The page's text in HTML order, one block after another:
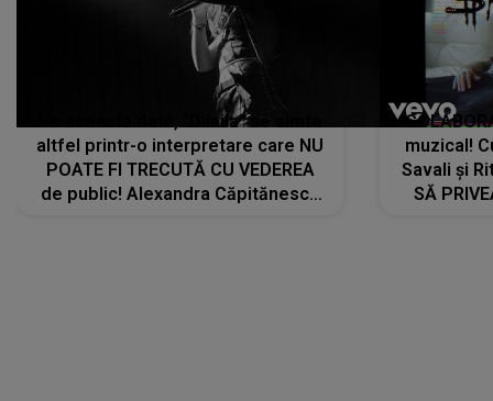
De această dată, "Dilaila" se simte
altfel printr-o interpretare care NU
POATE FI TRECUTĂ CU VEDEREA
de public! Alexandra Căpitănescu
muzical!
Savali și
SĂ